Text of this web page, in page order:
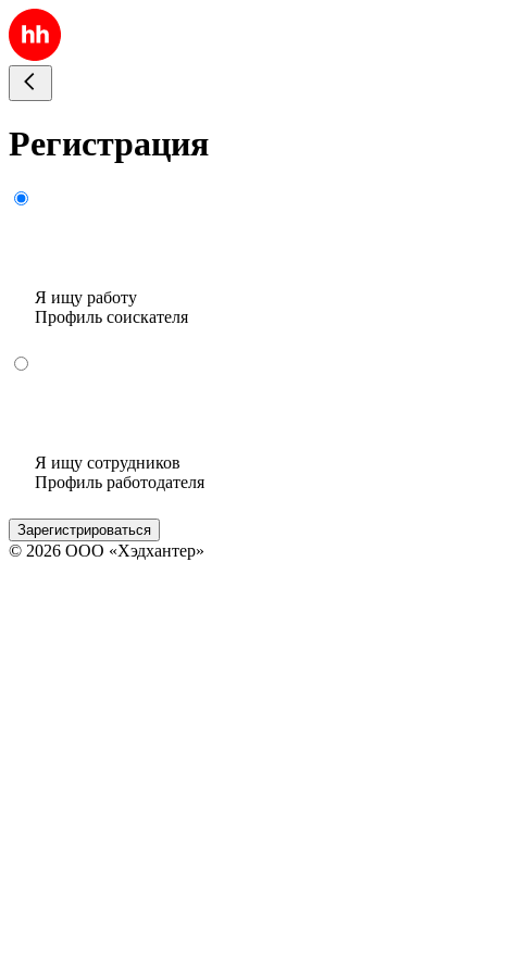
Регистрация
Я ищу работу
Профиль соискателя
Я ищу сотрудников
Профиль работодателя
Зарегистрироваться
© 2026 ООО «Хэдхантер»